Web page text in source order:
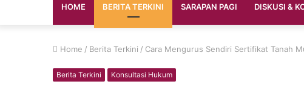
HOME BERITA TERKINI SARAPAN PAGI DISKUSI &
Home / Berita Terkini / Cara Mengurus Sendiri Sertifikat Tanah
Berita Terkini Konsultasi Hukum